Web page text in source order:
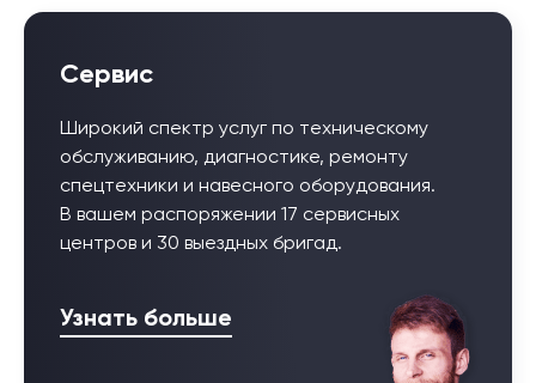
Сервис
Широкий спектр услуг по техническому
обслуживанию, диагностике, ремонту
спецтехники и навесного оборудования.
В вашем распоряжении 17 сервисных
центров и 30 выездных бригад.
Узнать больше